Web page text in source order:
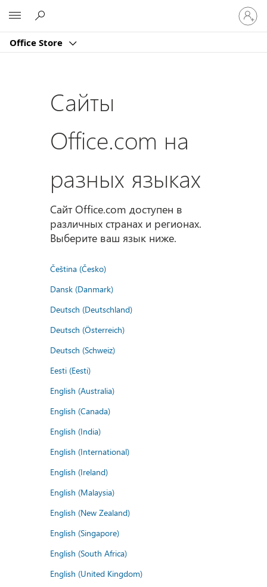
Office Store
в
Сайты
Office.com на
разных языках
Сайт Office.com доступен в
различных странах и регионах.
Выберите ваш язык ниже.
Čeština (Česko)
Dansk (Danmark)
Deutsch (Deutschland)
Deutsch (Österreich)
Deutsch (Schweiz)
Eesti (Eesti)
English (Australia)
English (Canada)
English (India)
English (International)
English (Ireland)
English (Malaysia)
English (New Zealand)
English (Singapore)
English (South Africa)
English (United Kingdom)